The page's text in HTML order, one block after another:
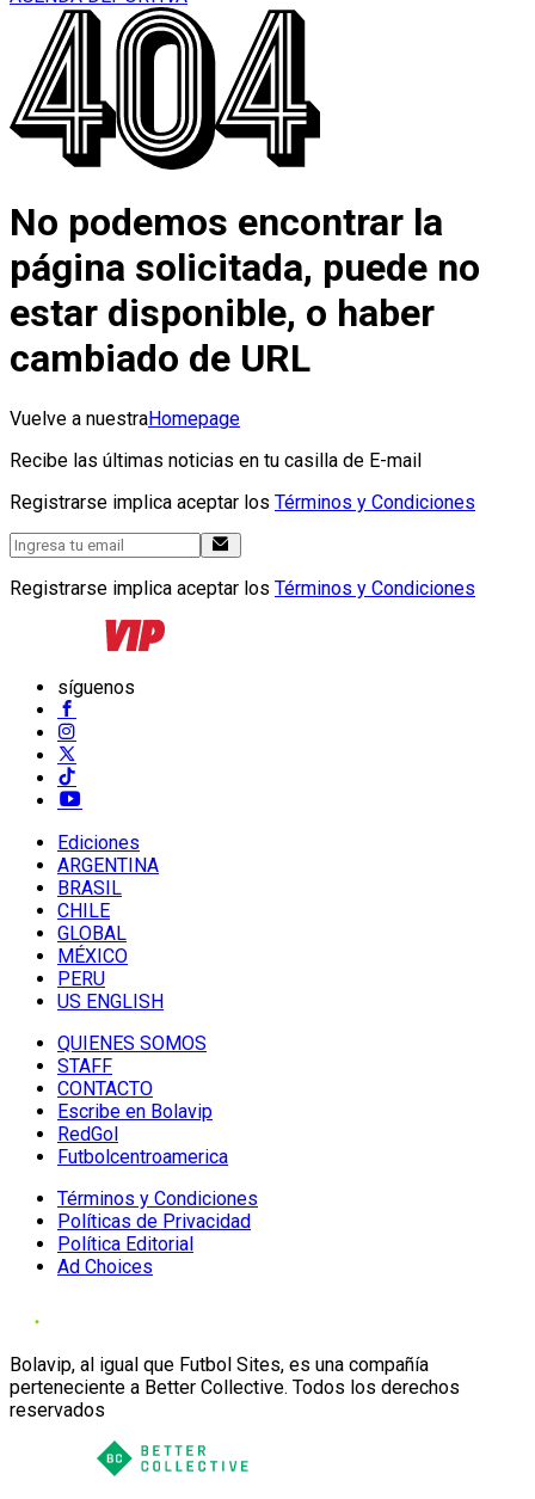
No podemos encontrar la
página solicitada, puede no
estar disponible, o haber
cambiado de URL
Vuelve a nuestraHomepage
Recibe las últimas noticias en tu casilla de E-mail
Registrarse implica aceptar los Términos y Condiciones
Registrarse implica aceptar los Términos y Condiciones
síguenos
Ediciones
ARGENTINA
BRASIL
CHILE
GLOBAL
MÉXICO
PERU
US ENGLISH
QUIENES SOMOS
STAFF
CONTACTO
Escribe en Bolavip
RedGol
Futbolcentroamerica
Términos y Condiciones
Políticas de Privacidad
Política Editorial
Ad Choices
Bolavip, al igual que Futbol Sites, es una compañía
perteneciente a Better Collective. Todos los derechos
reservados